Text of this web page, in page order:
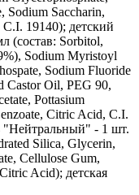
Sodium Saccharin,
19140); детский
(состав: Sorbitol,
Sodium Myristoyl
Sodium Fluoride
Castor Oil, PEG 90,
Pottasium
Citric Acid, C.I.
"Нейтральный" - 1 шт.
Silica, Glycerin,
Cellulose Gum,
Acid); детская